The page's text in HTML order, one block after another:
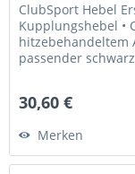
ClubSport Hebel
Kupplungshebel •
hitzebehandeltem
passender
30,60 €
Merken